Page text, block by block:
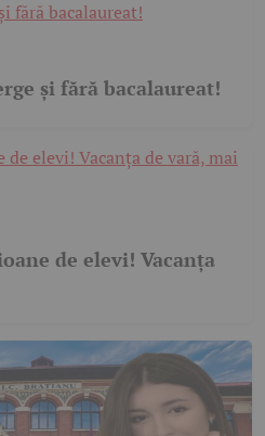
și fără bacalaureat!
de elevi! Vacanța